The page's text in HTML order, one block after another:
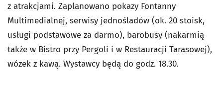
z atrakcjami. Zaplanowano pokazy Fontanny
Multimedialnej, serwisy jednośladów (ok. 20 stoisk,
usługi podstawowe za darmo), barobusy (nakarmią
także w Bistro przy Pergoli i w Restauracji Tarasowej),
wózek z kawą. Wystawcy będą do godz. 18.30.